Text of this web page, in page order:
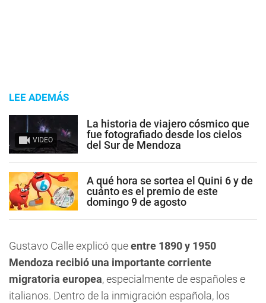
LEE ADEMÁS
VIDEO
La historia de viajero cósmico que
fue fotografiado desde los cielos
del Sur de Mendoza
A qué hora se sortea el Quini 6 y de
cuánto es el premio de este
domingo 9 de agosto
Gustavo Calle explicó queentre 1890 y 1950
Mendoza recibió una importante corriente
migratoria europea, especialmente de españoles e
italianos. Dentro de la inmigración española, los